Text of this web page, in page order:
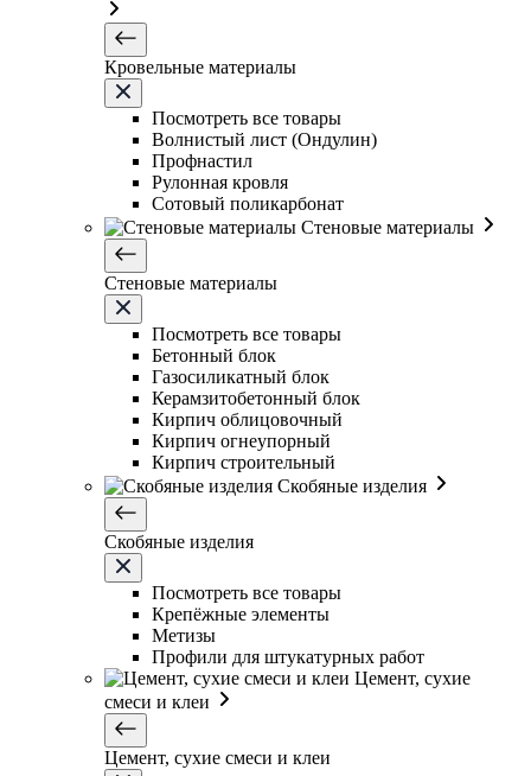
Кровельные материалы
Посмотреть все товары
Волнистый лист (Ондулин)
Профнастил
Рулонная кровля
Сотовый поликарбонат
Стеновые материалы
Стеновые материалы
Посмотреть все товары
Бетонный блок
Газосиликатный блок
Керамзитобетонный блок
Кирпич облицовочный
Кирпич огнеупорный
Кирпич строительный
Скобяные изделия
Скобяные изделия
Посмотреть все товары
Крепёжные элементы
Метизы
Профили для штукатурных работ
Цемент, сухие
смеси и клеи
Цемент, сухие смеси и клеи